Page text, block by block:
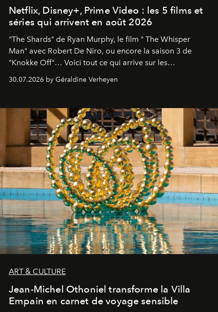
Netflix, Disney+, Prime Video : les 5 films et
séries qui arrivent en août 2026
"The Shards" de Ryan Murphy, le film " The Whisper
Man" avec Robert De Niro, ou encore la saison 3 de
"Knokke Off"… Voici tout ce qui arrive sur les
plateformes de streaming en août 2026.
30.07.2026 by Géraldine Verheyen
ART & CULTURE
Jean-Michel Othoniel transforme la Villa
Empain en carnet de voyage sensible